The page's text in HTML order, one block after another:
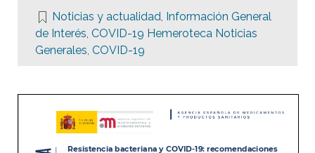
Noticias y actualidad, Información General
de Interés, COVID-19 Hemeroteca Noticias
Generales, COVID-19